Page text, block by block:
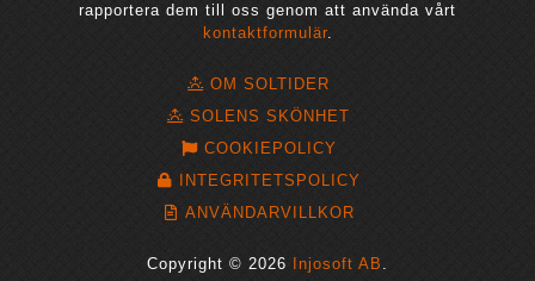
rapportera dem till oss genom att använda vårt
kontaktformulär.
OM SOLTIDER
SOLENS SKÖNHET
COOKIEPOLICY
INTEGRITETSPOLICY
ANVÄNDARVILLKOR
Copyright © 2026 Injosoft AB .